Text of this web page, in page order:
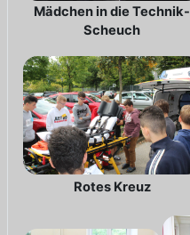
Mädchen in die Technik-
Scheuch
Rotes Kreuz